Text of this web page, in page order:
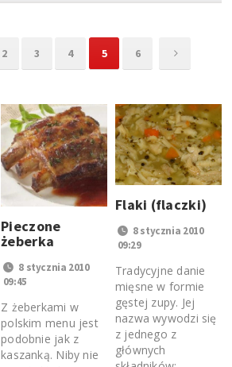
2 3 4 5 6
Pieczone
żeberka
8 stycznia 2010
09:45
Z żeberkami w
polskim menu jest
podobnie jak z
kaszanką. Niby nie
Flaki (flaczki)
8 stycznia 2010
09:29
Tradycyjne danie
mięsne w formie
gęstej zupy. Jej
nazwa wywodzi się
z jednego z
głównych